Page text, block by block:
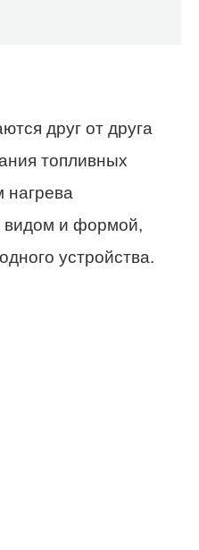
друг от друга
топливных
нагрева
видом и формой,
устройства.